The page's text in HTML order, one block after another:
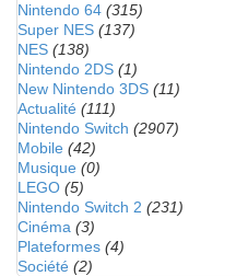
Nintendo 64 (315)
Super NES (137)
NES (138)
Nintendo 2DS (1)
New Nintendo 3DS (11)
Actualité (111)
Nintendo Switch (2907)
Mobile (42)
Musique (0)
LEGO (5)
Nintendo Switch 2 (231)
Cinéma (3)
Plateformes (4)
Société (2)